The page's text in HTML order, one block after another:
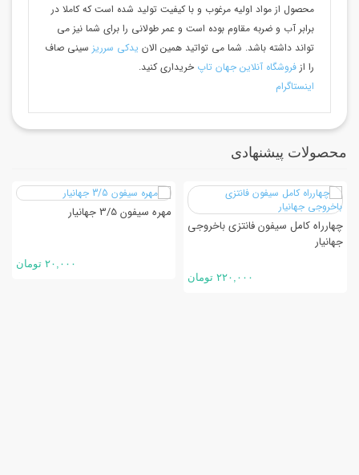
محصول از مواد اولیه مرغوب و با کیفیت تولید شده است که کاملا در
برابر آب و ضربه مقاوم بوده است و عمر طولانی را برای شما نیز می
تواند داشته باشد. شما می تواتید همین الان یدکی سرریز سینی صاف
را از فروشگاه آنلاین جهان تاپ خریداری کنید.
اینستاگرام
محصولات پیشنهادی
مهره سیفون 3/5 جهانیار
۲۰,۰۰۰ تومان
چهارراه کامل سیفون فانتزی باخروجی
جهانیار
۲۲۰,۰۰۰ تومان